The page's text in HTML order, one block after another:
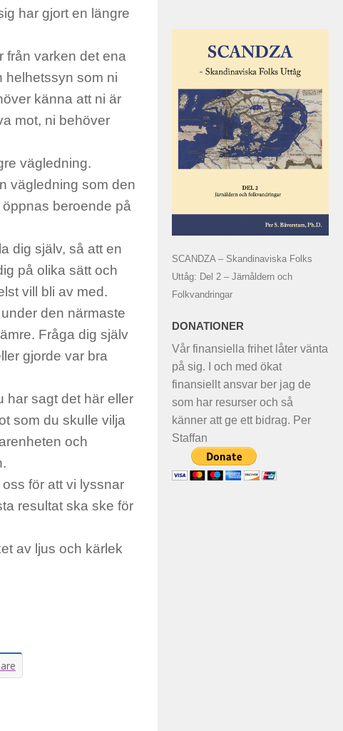
har gjort en längre
från varken det ena
helhetssyn som ni
känna att ni är
mot, ni behöver
vägledning.
vägledning som den
beroende på
dig själv, så att en
på olika sätt och
vill bli av med.
den närmaste
Fråga dig själv
gjorde var bra
har sagt det här eller
som du skulle vilja
och
för att vi lyssnar
resultat ska ske för
av ljus och kärlek
SCANDZA – Skandinaviska Folks
Uttåg: Del 2 – Järnåldern och
Folkvandringar
DONATIONER
Vår finansiella frihet låter vänta
på sig. I och med ökat
finansiellt ansvar ber jag de
som har resurser och så
känner att ge ett bidrag. Per
Staffan